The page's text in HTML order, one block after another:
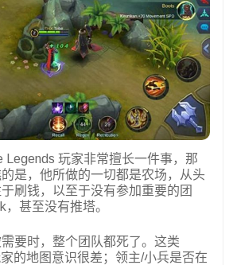
Legends 玩家非常擅长一件事，那
是，他所做的一切都是农场，从头
刷钱，以至于没有参加重要的团
，甚至没有推塔。
要时，整个团队都死了。这类
的地图意识很差；领主/小兵是否在